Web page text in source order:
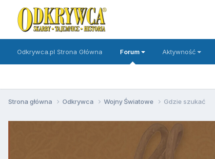
Odkrywca.pl Strona Główna Forum Aktywność
Strona główna Odkrywca Wojny Światowe Gdzie szukać